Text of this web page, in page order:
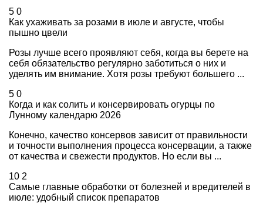
5 0
Как ухаживать за розами в июле и августе, чтобы
пышно цвели
Розы лучше всего проявляют себя, когда вы берете на
себя обязательство регулярно заботиться о них и
уделять им внимание. Хотя розы требуют большего ...
5 0
Когда и как солить и консервировать огурцы по
Лунному календарю 2026
Конечно, качество консервов зависит от правильности
и точности выполнения процесса консервации, а также
от качества и свежести продуктов. Но если вы ...
10 2
Самые главные обработки от болезней и вредителей в
июле: удобный список препаратов